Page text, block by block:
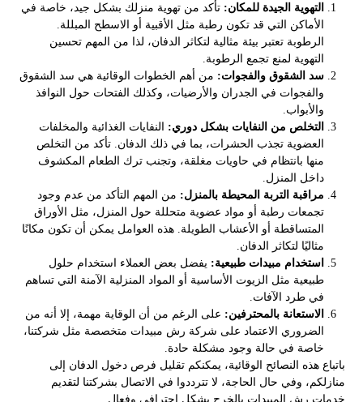
التهوية الجيدة للمكان: تأكد من تهوية منزلك بشكل جيد، خاصة في
الأماكن التي قد تكون رطبة مثل الأقبية أو الاسطح المبللة.
الرطوبة تعتبر بيئة مثالية لتكاثر الدفان، لذا من المهم تحسين
التهوية لمنع تجمع الرطوبة.
سد الشقوق والفجوات: من أهم الخطوات الوقائية هي سد الشقوق
والفجوات في الجدران والأرضيات، وكذلك الفتحات حول النوافذ
والأبواب.
التخلص من النفايات بشكل دوري: النفايات الغذائية والمخلفات
العضوية تجذب الحشرات، بما في ذلك الدفان. تأكد من التخلص
منها بانتظام في حاويات مغلقة، وتجنب ترك الطعام المكشوف
داخل المنزل.
مراقبة التربة المحيطة بالمنزل: من المهم التأكد من عدم وجود
تجمعات رطبة أو مواد عضوية متحللة حول المنزل، مثل الأوراق
المتساقطة أو الأعشاب الطويلة. هذه العوامل يمكن أن تكون مكانًا
مثاليًا لتكاثر الدفان.
استخدام مبيدات طبيعية: يفضل بعض العملاء استخدام حلول
طبيعية مثل الزيوت الأساسية أو المواد المنزلية الآمنة التي تساهم
في طرد الآفات.
الاستعانة بالمحترفين: على الرغم من أن الوقاية مهمة، إلا أنه من
الضروري الاعتماد على شركة رش مبيدات متخصصة مثل شركتنا،
خاصة في حالة وجود مشكلة حادة.
باتباع هذه النصائح الوقائية، يمكنكم تقليل فرص دخول الدفان إلى
منازلكم، وفي حال الحاجة، لا تترددوا في الاتصال بشركتنا لتقديم
خدمات رش المبيدات بالخرج بشكل احترافي وفعال.